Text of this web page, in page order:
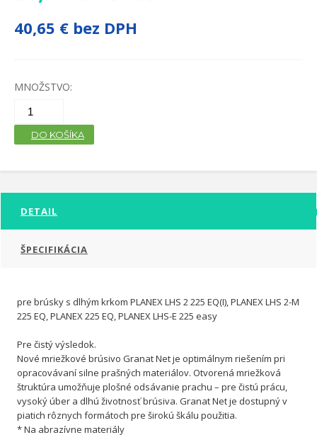
40,65 € bez DPH
MNOŽSTVO:
DO KOŠÍKA
DETAIL
ŠPECIFIKÁCIA
pre brúsky s dlhým krkom PLANEX LHS 2 225 EQ(I), PLANEX LHS 2-M
225 EQ, PLANEX 225 EQ, PLANEX LHS-E 225 easy
Pre čistý výsledok.
Nové mriežkové brúsivo Granat Net je optimálnym riešením pri
opracovávaní silne prašných materiálov. Otvorená mriežková
štruktúra umožňuje plošné odsávanie prachu – pre čistú prácu,
vysoký úber a dlhú životnosť brúsiva. Granat Net je dostupný v
piatich rôznych formátoch pre širokú škálu použitia.
* Na abrazívne materiály